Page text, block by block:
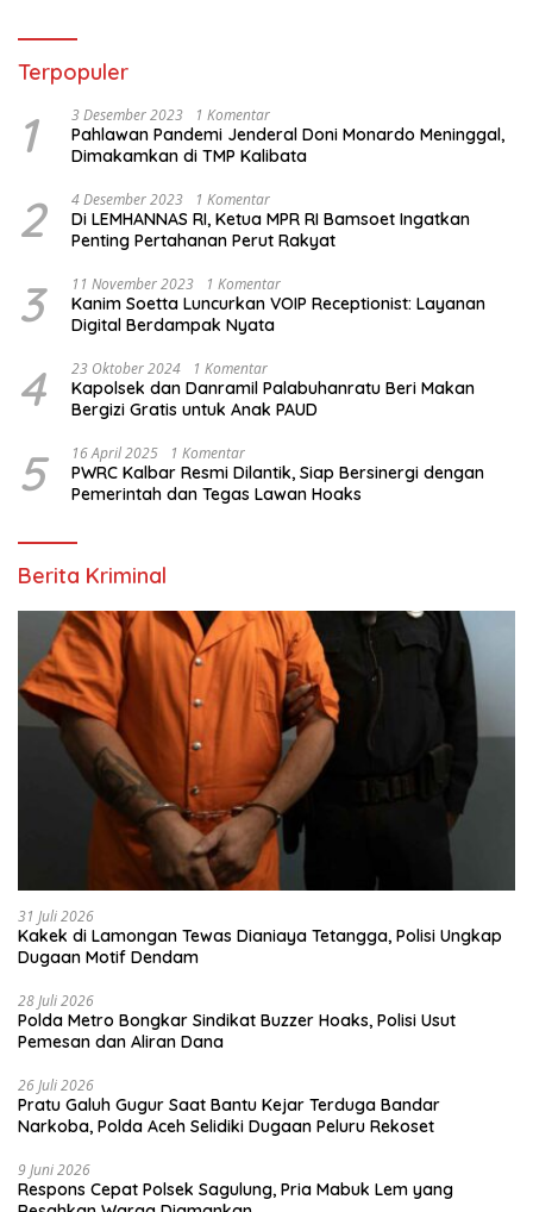
Terpopuler
1 3 Desember 2023 1 Komentar
Pahlawan Pandemi Jenderal Doni Monardo Meninggal,
Dimakamkan di TMP Kalibata
2 4 Desember 2023 1 Komentar
Di LEMHANNAS RI, Ketua MPR RI Bamsoet Ingatkan
Penting Pertahanan Perut Rakyat
3 11 November 2023 1 Komentar
Kanim Soetta Luncurkan VOIP Receptionist: Layanan
Digital Berdampak Nyata
4 23 Oktober 2024 1 Komentar
Kapolsek dan Danramil Palabuhanratu Beri Makan
Bergizi Gratis untuk Anak PAUD
5 16 April 2025 1 Komentar
PWRC Kalbar Resmi Dilantik, Siap Bersinergi dengan
Pemerintah dan Tegas Lawan Hoaks
Berita Kriminal
31 Juli 2026
Kakek di Lamongan Tewas Dianiaya Tetangga, Polisi Ungkap
Dugaan Motif Dendam
28 Juli 2026
Polda Metro Bongkar Sindikat Buzzer Hoaks, Polisi Usut
Pemesan dan Aliran Dana
26 Juli 2026
Pratu Galuh Gugur Saat Bantu Kejar Terduga Bandar
Narkoba, Polda Aceh Selidiki Dugaan Peluru Rekoset
9 Juni 2026
Respons Cepat Polsek Sagulung, Pria Mabuk Lem yang